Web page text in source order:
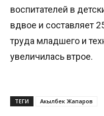
воспитателей в
вдвое и составляет
труда младшего и
увеличилась втрое.
ТЕГИ Акылбек Жапаров